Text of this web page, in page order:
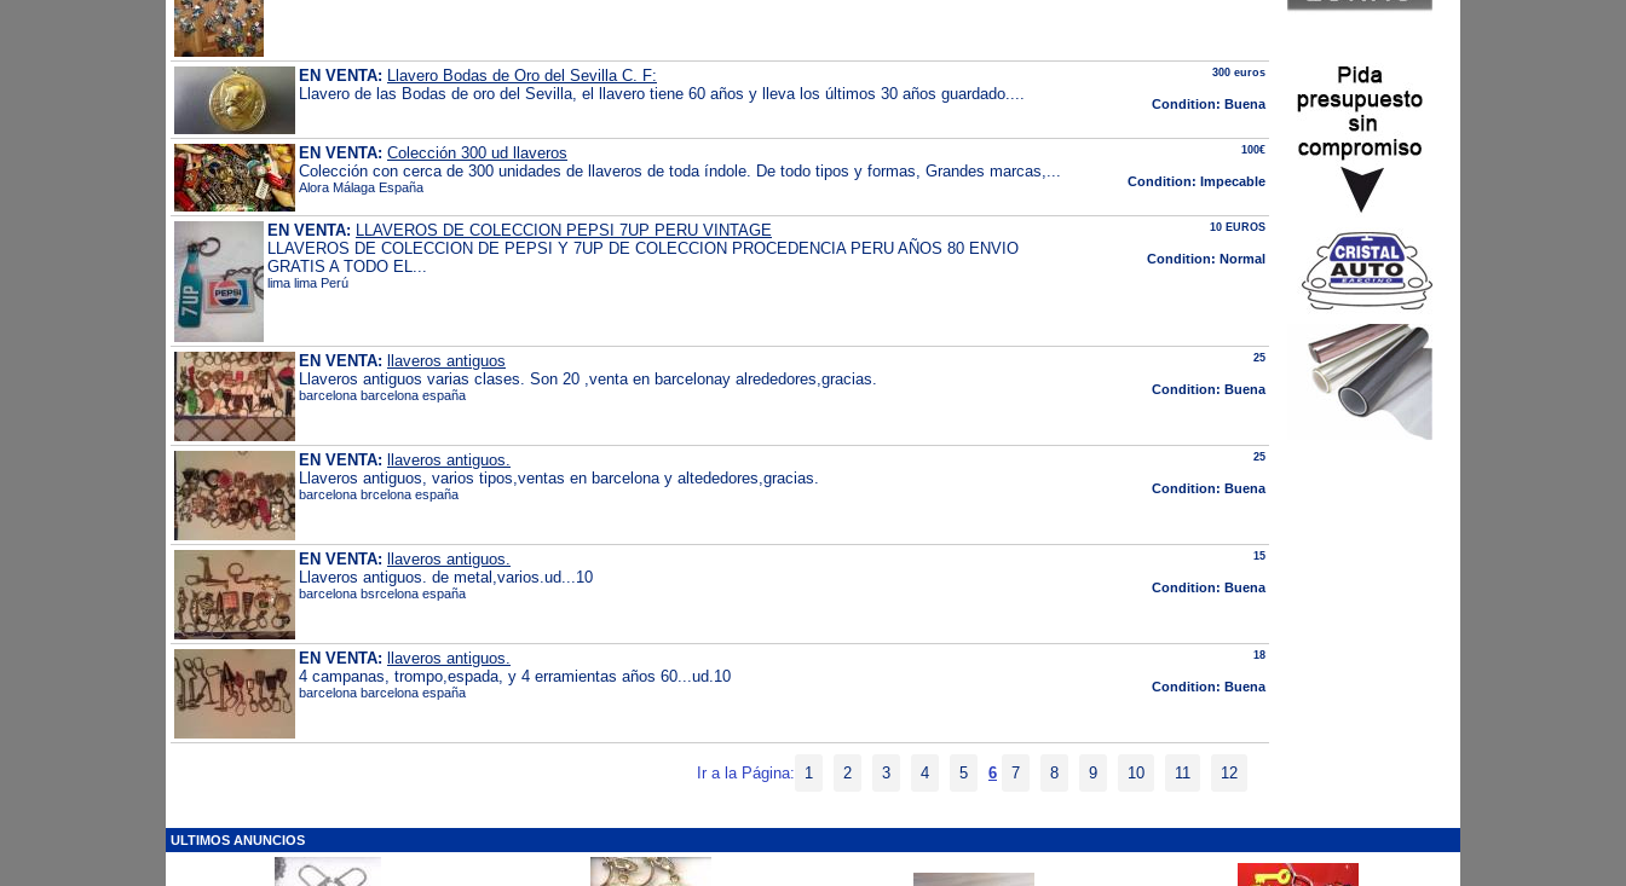
EN VENTA: Llavero Bodas de Oro del Sevilla C. F:
Llavero de las Bodas de oro del Sevilla, el llavero tiene 60 años y lleva los últimos 30 años guardado....
300 euros
Condition: Buena
EN VENTA: Colección 300 ud llaveros
Colección con cerca de 300 unidades de llaveros de toda índole. De todo tipos y formas, Grandes marcas,...
Alora Málaga España
100€
Condition: Impecable
EN VENTA: LLAVEROS DE COLECCION PEPSI 7UP PERU VINTAGE
LLAVEROS DE COLECCION DE PEPSI Y 7UP DE COLECCION PROCEDENCIA PERU AÑOS 80 ENVIO
GRATIS A TODO EL...
lima lima Perú
10 EUROS
Condition: Normal
EN VENTA:
llaveros antiguos
Llaveros antiguos varias clases. Son 20 ,venta en barcelonay alrededores,gracias.
barcelona barcelona españa
25
Condition: Buena
EN VENTA:
llaveros antiguos.
Llaveros antiguos, varios tipos,ventas en barcelona y altededores,gracias.
barcelona brcelona españa
25
Condition: Buena
EN VENTA:
llaveros antiguos.
Llaveros antiguos. de metal,varios.ud...10
barcelona bsrcelona españa
15
Condition: Buena
EN VENTA:
llaveros antiguos.
4 campanas, trompo,espada, y 4 erramientas años 60...ud.10
barcelona barcelona españa
18
Condition: Buena
Ir a la Página: 1 2 3 4 5 6 7 8 9 10 11 12
ULTIMOS ANUNCIOS